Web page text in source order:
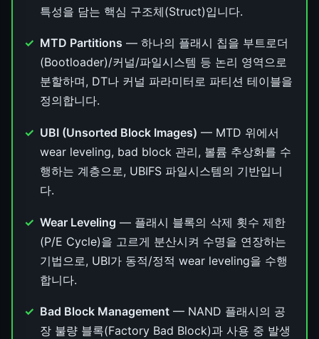
특성을 담는 핵심 구조체(Struct)입니다.
MTD Partitions — 하나의 플래시 칩을 부트로더
(Bootloader)/커널/파일시스템 등 논리 영역으로
분할하며, DT나 커널 파라미터로 파티션 테이블을
정의합니다.
UBI (Unsorted Block Images) — MTD 위에서
wear leveling, bad block 관리, 볼륨 추상화를 수
행하는 계층으로, UBIFS 파일시스템의 기반입니
다.
Wear Leveling — 플래시 블록의 삭제 횟수 제한
(P/E Cycle)을 고르게 분산시켜 수명을 연장하는
기법으로, UBI가 동적/정적 wear leveling을 수행
합니다.
Bad Block Management — NAND 플래시의 공
장 불량 블록(Factory Bad Block)과 사용 중 발생